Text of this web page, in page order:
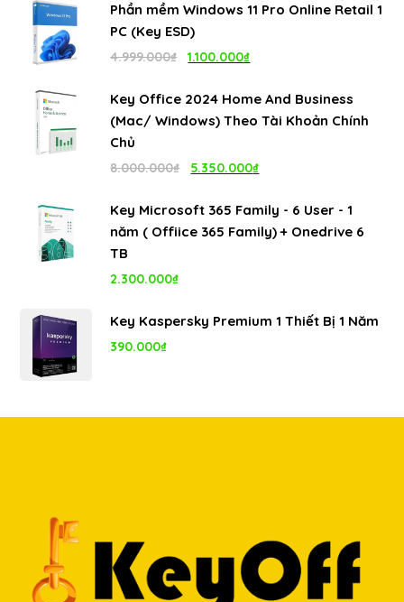
là:
tại
Phần mềm Windows 11 Pro Online Retail 1
PC (Key ESD)
4.999.000₫
Giá
là:
1.100.000₫
tại
1.100.000₫.
Key Office 2024 Home And Business
(Mac/ Windows) Theo Tài Khoản Chính
Chủ
8.000.000₫
Giá
là:
5.350.000₫
tại
Key Microsoft 365 Family - 6 User - 1
năm ( Offiice 365 Family) + Onedrive 6
TB
2.300.000₫
Key Kaspersky Premium 1 Thiết Bị 1 Năm
390.000₫